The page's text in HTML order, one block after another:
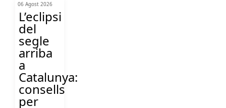
06 Agost 2026
L’eclipsi
del
segle
arriba
a
Catalunya:
consells
per